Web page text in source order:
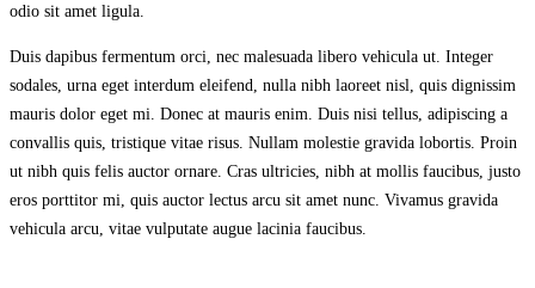
odio sit amet ligula.
Duis dapibus fermentum orci, nec malesuada libero vehicula ut. Integer
sodales, urna eget interdum eleifend, nulla nibh laoreet nisl, quis dignissim
mauris dolor eget mi. Donec at mauris enim. Duis nisi tellus, adipiscing a
convallis quis, tristique vitae risus. Nullam molestie gravida lobortis. Proin
ut nibh quis felis auctor ornare. Cras ultricies, nibh at mollis faucibus, justo
eros porttitor mi, quis auctor lectus arcu sit amet nunc. Vivamus gravida
vehicula arcu, vitae vulputate augue lacinia faucibus.